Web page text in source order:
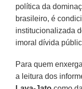
política da
brasileiro, é
institucionalizada
imoral dívida
Para quem
a leitura dos